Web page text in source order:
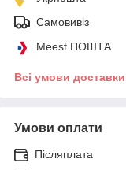
Самовивіз
Meest ПОШТА
Всі умови доставки
Умови оплати
Післяплата